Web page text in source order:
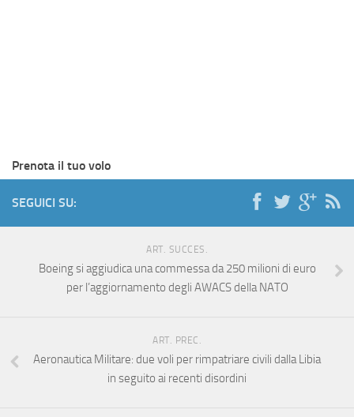
Prenota il tuo volo
SEGUICI SU:
ART. SUCCES.
Boeing si aggiudica una commessa da 250 milioni di euro
per l’aggiornamento degli AWACS della NATO
ART. PREC.
Aeronautica Militare: due voli per rimpatriare civili dalla Libia
in seguito ai recenti disordini